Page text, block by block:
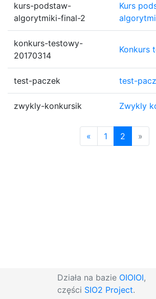
kurs-podstaw-
algorytmiki-final-2
Kurs
konkurs-testowy-
20170314
Konkurs
test-paczek test-
zwykly-konkursik Zwykly
« 1 2 »
Działa na bazie OIOIOI,
części SIO2 Project.